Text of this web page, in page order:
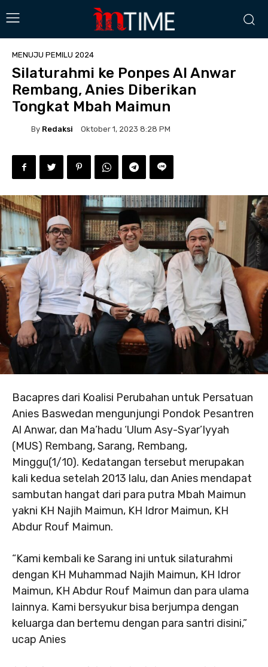
MENUJU PEMILU 2024
Silaturahmi ke Ponpes Al Anwar
Rembang, Anies Diberikan
Tongkat Mbah Maimun
By Redaksi Oktober 1, 2023 8:28 PM
Bacapres dari Koalisi Perubahan untuk Persatuan
Anies Baswedan mengunjungi Pondok Pesantren
Al Anwar, dan Ma’hadu ‘Ulum Asy-Syar’Iyyah
(MUS) Rembang, Sarang, Rembang,
Minggu(1/10). Kedatangan tersebut merupakan
kali kedua setelah 2013 lalu, dan Anies mendapat
sambutan hangat dari para putra Mbah Maimun
yakni KH Najih Maimun, KH Idror Maimun, KH
Abdur Rouf Maimun.
“Kami kembali ke Sarang ini untuk silaturahmi
dengan KH Muhammad Najih Maimun, KH Idror
Maimun, KH Abdur Rouf Maimun dan para ulama
lainnya. Kami bersyukur bisa berjumpa dengan
keluarga dan bertemu dengan para santri disini,”
ucap Anies